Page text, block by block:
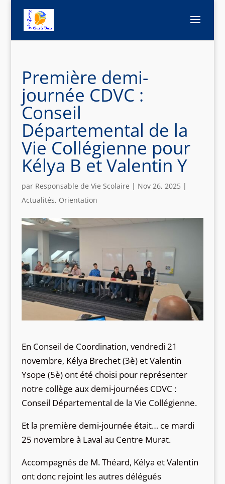
Première demi-
journée CDVC :
Conseil
Départemental de la
Vie Collégienne pour
Kélya B et Valentin Y
par Responsable de Vie Scolaire | Nov 26, 2025 |
Actualités, Orientation
En Conseil de Coordination, vendredi 21
novembre, Kélya Brechet (3è) et Valentin
Ysope (5è) ont été choisi pour représenter
notre collège aux demi-journées CDVC :
Conseil Départemental de la Vie Collégienne.
Et la première demi-journée était… ce mardi
25 novembre à Laval au Centre Murat.
Accompagnés de M. Théard, Kélya et Valentin
ont donc rejoint les autres délégués